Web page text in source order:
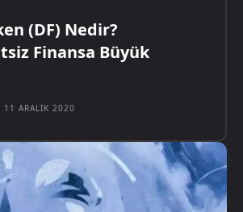
(DF) Nedir?
Finansa Büyük
11 ARALIK 2020